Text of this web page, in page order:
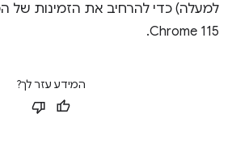
למעלה) כדי להרחיב את הזמינות של
Chrome 115.
המידע עזר לך?